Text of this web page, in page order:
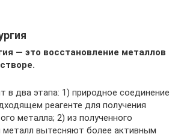
— это восстановление металлов
в два этапа: 1) природное соединение
реагенте для получения
металла; 2) из полученного
металл вытесняют более активным